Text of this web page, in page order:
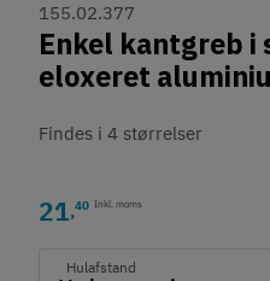
155.02.377
Enkel kantgreb
eloxeret
Findes i 4 størrelser
21,40 Inkl. moms
Hulafstand